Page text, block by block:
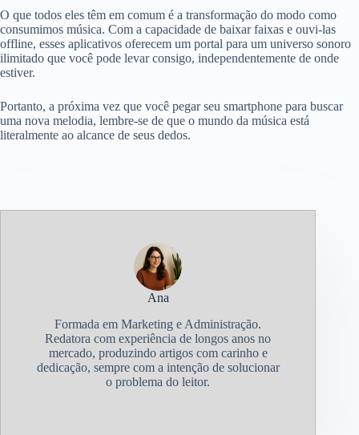
O que todos eles têm em comum é a transformação do modo como
consumimos música. Com a capacidade de baixar faixas e ouvi-las
offline, esses aplicativos oferecem um portal para um universo sonoro
ilimitado que você pode levar consigo, independentemente de onde
estiver.
Portanto, a próxima vez que você pegar seu smartphone para buscar
uma nova melodia, lembre-se de que o mundo da música está
literalmente ao alcance de seus dedos.
Ana
Formada em Marketing e Administração.
Redatora com experiência de longos anos no
mercado, produzindo artigos com carinho e
dedicação, sempre com a intenção de solucionar
o problema do leitor.